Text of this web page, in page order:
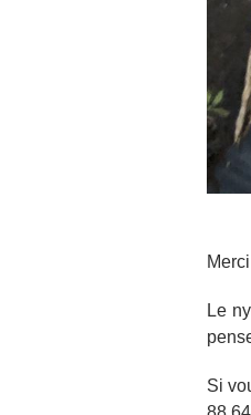
Le
Si